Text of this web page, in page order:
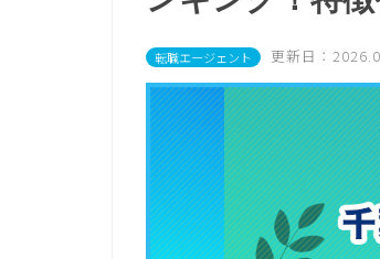
転職エージェント 更新日：